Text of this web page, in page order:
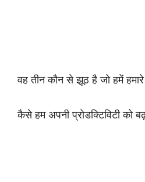
वह तीन कौन से झूठ है जो हमें
कैसे हम अपनी प्रोडक्टिविटी को